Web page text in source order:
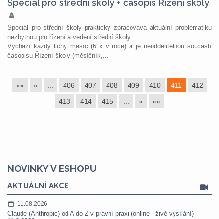
Speciál pro střední školy + časopis Řízení školy
Speciál pro střední školy prakticky zpracovává aktuální problematiku
nezbytnou pro řízení a vedení střední školy.
Vychází každý lichý měsíc (6 x v roce) a je neoddělitelnou součástí
časopisu Řízení školy (měsíčník,...
«« « 406 407 408 409 410 411 412
413 414 415 » »»
NOVINKY V ESHOPU
AKTUÁLNÍ AKCE
11.08.2026
Claude (Anthropic) od A do Z v právní praxi (online - živé vysílání) -